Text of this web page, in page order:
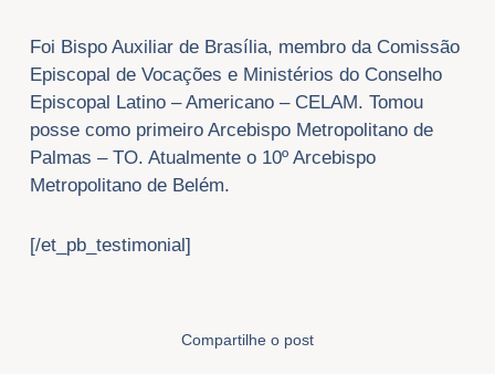
Foi Bispo Auxiliar de Brasília, membro da Comissão
Episcopal de Vocações e Ministérios do Conselho
Episcopal Latino – Americano – CELAM. Tomou
posse como primeiro Arcebispo Metropolitano de
Palmas – TO. Atualmente o 10º Arcebispo
Metropolitano de Belém.
[/et_pb_testimonial]
Compartilhe o post